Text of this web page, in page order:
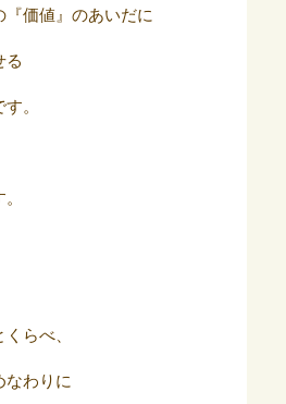
価値』のあいだに
る
。
らべ、
なわりに